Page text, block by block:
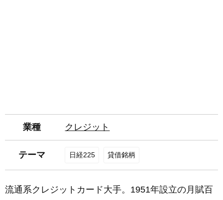
業種 クレジット
テーマ 日経225 貸借銘柄
流通系クレジットカード大手。1951年設立の月賦百